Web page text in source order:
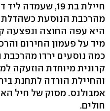
חיילת בת 19,
מהרכבת הנוסעת
היא עפה החוצה ונפצעה
מיד על פעמון החירום
כמה נוסעים ירדו
קרונית מיוחדת הוזעקה
והחיילת הורדה לתחנת
אמבולנס. מסוק של חיל
חולים.